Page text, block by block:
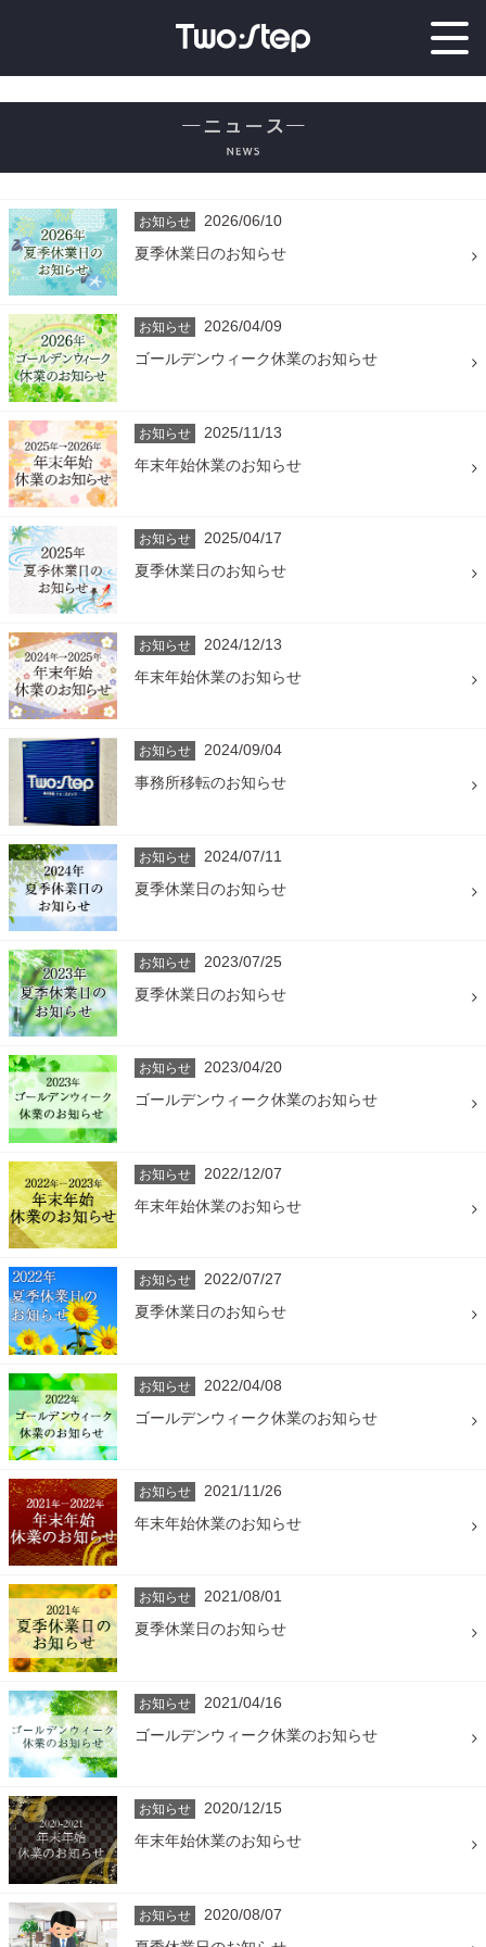
事業内容
会社案内
採用情報
お知らせ
2026/06/10
夏季休業日のお知らせ
お知らせ
2026/04/09
ゴールデンウィーク休業のお知らせ
お知らせ
2025/11/13
年末年始休業のお知らせ
お知らせ
2025/04/17
夏季休業日のお知らせ
お知らせ
2024/12/13
年末年始休業のお知らせ
お知らせ
2024/09/04
事務所移転のお知らせ
お知らせ
2024/07/11
夏季休業日のお知らせ
お知らせ
2023/07/25
夏季休業日のお知らせ
お知らせ
2023/04/20
ゴールデンウィーク休業のお知らせ
お知らせ
2022/12/07
年末年始休業のお知らせ
お知らせ
2022/07/27
夏季休業日のお知らせ
お知らせ
2022/04/08
ゴールデンウィーク休業のお知らせ
お知らせ
2021/11/26
年末年始休業のお知らせ
お知らせ
2021/08/01
夏季休業日のお知らせ
お知らせ
2021/04/16
ゴールデンウィーク休業のお知らせ
お知らせ
2020/12/15
年末年始休業のお知らせ
お知らせ
2020/08/07